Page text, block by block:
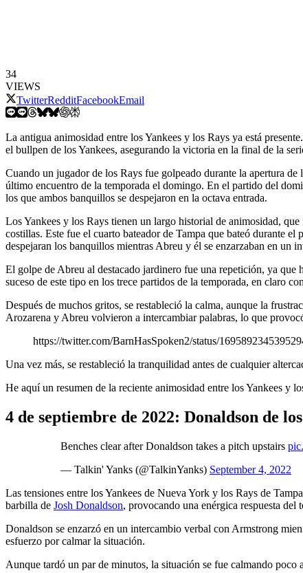
34
VIEWS
TwitterRedditFacebookEmail
La antigua animosidad entre los Yankees y los Rays ya está
el bullpen de los Yankees, asegurando la victoria en la final de la
Cuando un jugador de los Rays fue golpeado durante la apertura de
último encuentro de la temporada el domingo. En el partido del
los que ambos banquillos se despejaron en la octava entrada.
Los Yankees y los Rays tienen un largo historial de animosidad,
costillas. Este fue el cuarto bateador de Tampa que bateó durante
despejaran los banquillos mientras Abreu y él se enzarzaban en un
El golpe de Abreu al destacado jardinero fue una repetición, ya
suceso de este tipo en los trece partidos de la temporada, en claro
Después de muchos gritos, se restableció la calma, aunque la
Arozarena y Abreu volvieron a intercambiar palabras, lo que
https://twitter.com/BarnHasSpoken2/status/
Una vez más, se restableció la tranquilidad antes de cualquier
He aquí un resumen de la reciente animosidad entre los Yankees y
4 de septiembre de 2022: Donaldson de
Benches clear after Donaldson takes a pitch upstairs
— Talkin' Yanks (@TalkinYanks) September 4, 2022
Las tensiones entre los Yankees de Nueva York y los Rays de
barbilla de Josh Donaldson, provocando una enérgica respuesta del
Donaldson se enzarzó en un intercambio verbal con Armstrong
esfuerzo por calmar la situación.
Aunque tardó un par de minutos, la situación se fue calmando